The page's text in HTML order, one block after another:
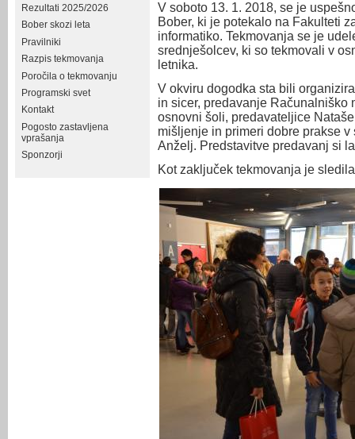
Rezultati 2025/2026
Bober skozi leta
Pravilniki
Razpis tekmovanja
Poročila o tekmovanju
Programski svet
Kontakt
Pogosto zastavljena
vprašanja
Sponzorji
V soboto 13. 1. 2018, se je
Bober, ki je potekalo na Fakulteti
informatiko. Tekmovanja se je
srednješolcev, ki so tekmovali v
letnika.
V okviru dogodka sta bili
in sicer, predavanje Računalniško
osnovni šoli, predavateljice
mišljenje in primeri dobre prakse
Anželj. Predstavitve predavanj si
Kot zaključek tekmovanja je